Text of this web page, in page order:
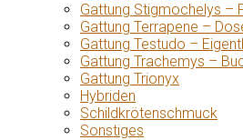
Gattung Stigmochelys –
Gattung Terrapene –
Gattung Testudo –
Gattung Trachemys –
Gattung Trionyx
Hybriden
Schildkrötenschmuck
Sonstiges